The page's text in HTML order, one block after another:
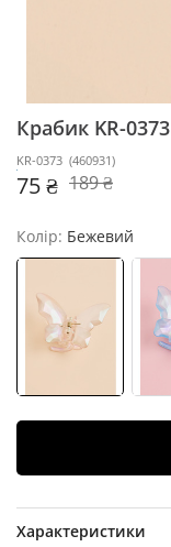
Крабик KR-0373
KR-0373 (460931)
75 ₴ 189 ₴
Колір: Бежевий
Характеристики